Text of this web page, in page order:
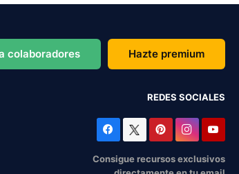
colaboradores Hazte premium
REDES SOCIALES
Consigue recursos exclusivos